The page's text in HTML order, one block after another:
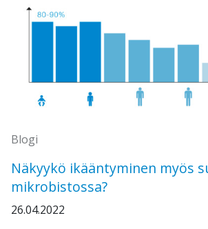
Blogi
Näkyykö ikääntyminen myös
mikrobistossa?
26.04.2022